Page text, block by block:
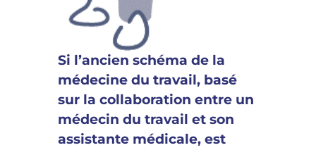
Si l’ancien schéma de la
médecine du travail, basé
sur la collaboration entre un
médecin du travail et son
assistante médicale, est